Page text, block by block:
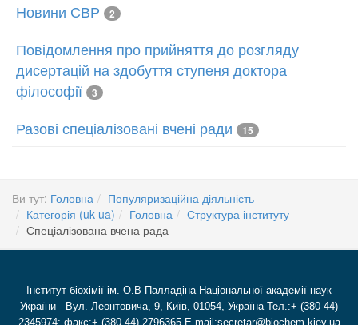
Новини СВР 2
Повідомлення про прийняття до розгляду
дисертацій на здобуття ступеня доктора
філософії
3
Разові спеціалізовані вчені ради 15
Ви тут: Головна
Популяризаційна діяльність
Категорія (uk-ua)
Головна
Структура інституту
Спеціалізована вчена рада
Інститут біохімії ім. О.В Палладіна Національної академії наук
України Вул. Леонтовича, 9, Київ, 01054, Україна Тел.:+ (380-44)
2345974; факс:+ (380-44) 2796365 E-mail:secretar@biochem.kiev.ua